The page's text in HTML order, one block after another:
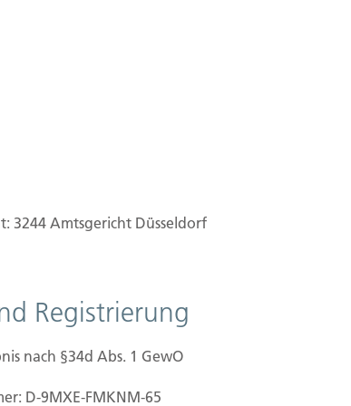
Kontakt
3244 Amtsgericht Düsseldorf
Registrierung
nach §34d Abs. 1 GewO
D-9MXE-FMKNM-65